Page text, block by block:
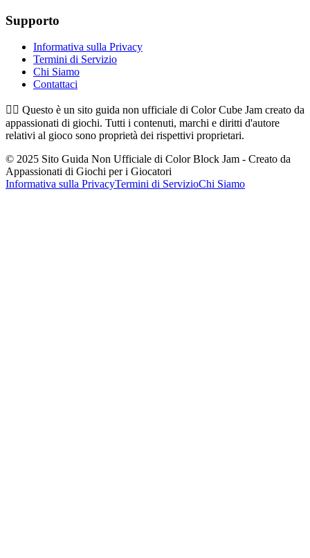
Supporto
Informativa sulla Privacy
Termini di Servizio
Chi Siamo
Contattaci
👉🏻 Questo è un sito guida non ufficiale di Color Cube Jam creato da
appassionati di giochi. Tutti i contenuti, marchi e diritti d'autore
relativi al gioco sono proprietà dei rispettivi proprietari.
© 2025 Sito Guida Non Ufficiale di Color Block Jam - Creato da
Appassionati di Giochi per i Giocatori
Informativa sulla PrivacyTermini di ServizioChi Siamo